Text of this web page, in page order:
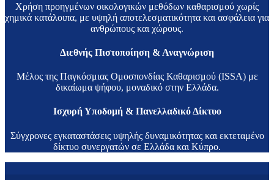
Χρήση προηγμένων οικολογικών μεθόδων καθαρισμού χωρίς
χημικά κατάλοιπα, με υψηλή αποτελεσματικότητα και ασφάλεια για
ανθρώπους και χώρους.
Διεθνής Πιστοποίηση & Αναγνώριση
Μέλος της Παγκόσμιας Ομοσπονδίας Καθαρισμού (ISSA) με
δικαίωμα ψήφου, μοναδικό στην Ελλάδα.
Ισχυρή Υποδομή & Πανελλαδικό Δίκτυο
Σύγχρονες εγκαταστάσεις υψηλής δυναμικότητας και εκτεταμένο
δίκτυο συνεργατών σε Ελλάδα και Κύπρο.